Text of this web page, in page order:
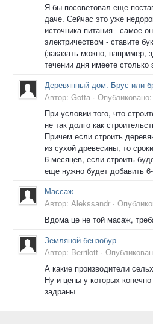
Я бы посоветовал еще
даче. Сейчас это уже
источника питания - самое
электричеством - ставите
(заказать можно, например,
течении дня имеете столько
Деревянный дом. Брус или
Автор: Gotta · Опубликовано:
При условии того, что
не так долго как
Причем если строить
из сухой древесины, то
6 месяцев, если строить
еще нужно будет добавить
Массаж
Автор: Alekssandr ·
Вдома це не той масаж,
Земляной бензобур
Автор: Berrilott ·
А какие производители
Ну и цены у которых
задраны